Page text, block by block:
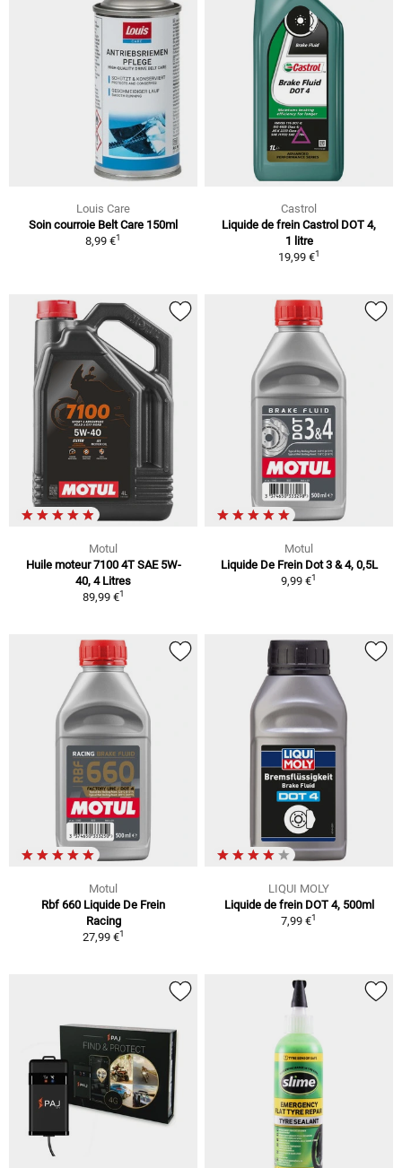
Louis Care
Soin courroie Belt Care 150ml
8,99 €1
Castrol
Liquide de frein Castrol DOT 4,
1 litre
19,99 €1
Motul
Huile moteur 7100 4T SAE 5W-
40, 4 Litres
89,99 €1
Motul
Liquide De Frein Dot 3 & 4, 0,5L
9,99 €1
Motul
Rbf 660 Liquide De Frein
Racing
27,99 €1
LIQUI MOLY
Liquide de frein DOT 4, 500ml
7,99 €1